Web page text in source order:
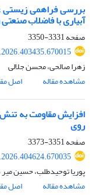
بررسی فراهمی زیستی
آبیاری با فاضلاب
صفحه3331-3350
زهرا صالحی، محسن جلالی
مشاهده مقاله
اصل
افزایش مقاومت به
روی
صفحه3351-3373
پوریا توحیدطلب، حسین
مشاهده مقاله
اصل